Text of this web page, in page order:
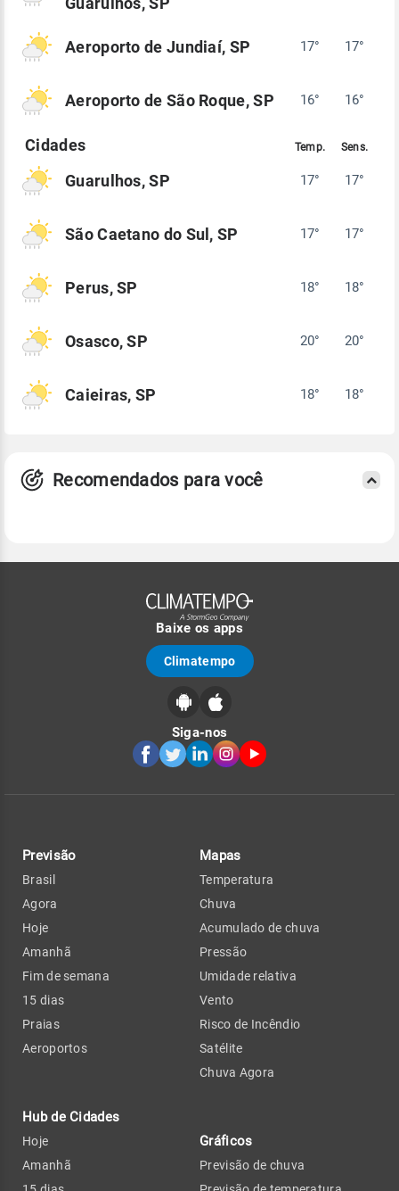
Aeroporto de Jundiaí, SP 17° 17°
Aeroporto de São Roque, SP 16° 16°
Guarulhos, SP 17° 17°
São Caetano do Sul, SP 17° 17°
Perus, SP 18° 18°
Osasco, SP 20° 20°
Caieiras, SP 18° 18°
Recomendados para você
Baixe os apps
Climatempo
Siga-nos
Previsão
Brasil
Agora
Hoje
Amanhã
Fim de semana
15 dias
Praias
Aeroportos
Hub de Cidades
Hoje
Amanhã
Mapas
Temperatura
Chuva
Acumulado de chuva
Pressão
Umidade relativa
Vento
Risco de Incêndio
Satélite
Chuva Agora
Gráficos
Previsão de chuva